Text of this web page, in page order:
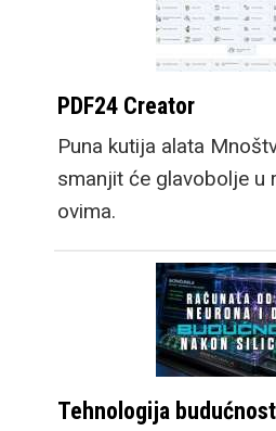
PDF24 Creator
Puna kutija alata
smanjit će glavobolje u
ovima.
Tehnologija